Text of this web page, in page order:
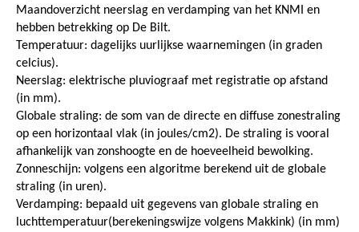
Maandoverzicht neerslag en verdamping van het KNMI en
hebben betrekking op De Bilt.
Temperatuur: dagelijks uurlijkse waarnemingen (in graden
celcius).
Neerslag: elektrische pluviograaf met registratie op afstand
(in mm).
Globale straling: de som van de directe en diffuse zonestraling
op een horizontaal vlak (in joules/cm2). De straling is vooral
afhankelijk van zonshoogte en de hoeveelheid bewolking.
Zonneschijn: volgens een algoritme berekend uit de globale
straling (in uren).
Verdamping: bepaald uit gegevens van globale straling en
luchttemperatuur(berekeningswijze volgens Makkink) (in mm)